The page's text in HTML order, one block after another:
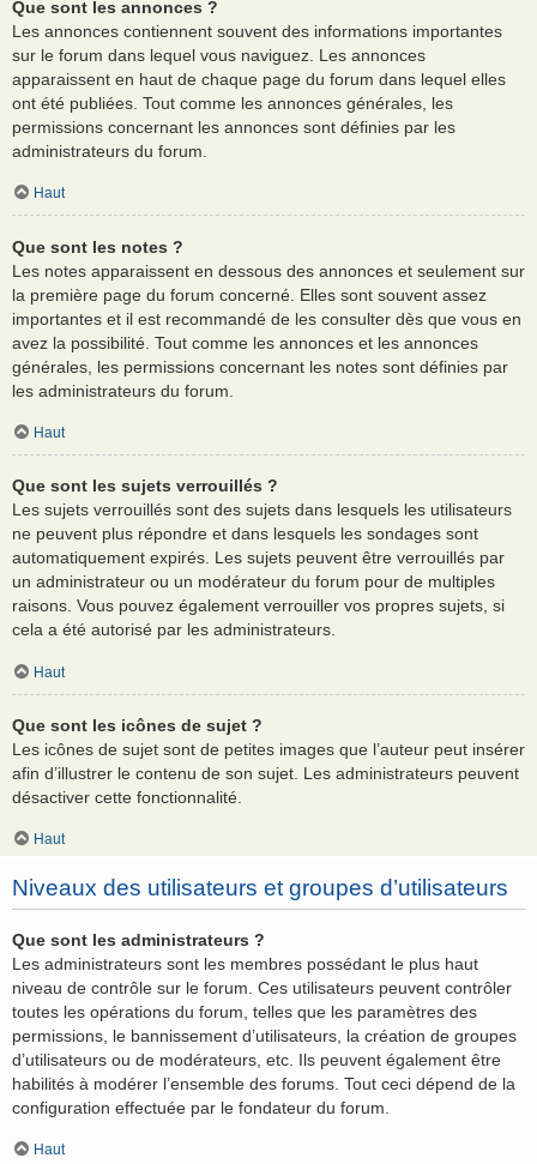
Que sont les annonces ?
Les annonces contiennent souvent des informations importantes
sur le forum dans lequel vous naviguez. Les annonces
apparaissent en haut de chaque page du forum dans lequel elles
ont été publiées. Tout comme les annonces générales, les
permissions concernant les annonces sont définies par les
administrateurs du forum.
Haut
Que sont les notes ?
Les notes apparaissent en dessous des annonces et seulement sur
la première page du forum concerné. Elles sont souvent assez
importantes et il est recommandé de les consulter dès que vous en
avez la possibilité. Tout comme les annonces et les annonces
générales, les permissions concernant les notes sont définies par
les administrateurs du forum.
Haut
Que sont les sujets verrouillés ?
Les sujets verrouillés sont des sujets dans lesquels les utilisateurs
ne peuvent plus répondre et dans lesquels les sondages sont
automatiquement expirés. Les sujets peuvent être verrouillés par
un administrateur ou un modérateur du forum pour de multiples
raisons. Vous pouvez également verrouiller vos propres sujets, si
cela a été autorisé par les administrateurs.
Haut
Que sont les icônes de sujet ?
Les icônes de sujet sont de petites images que l’auteur peut insérer
afin d’illustrer le contenu de son sujet. Les administrateurs peuvent
désactiver cette fonctionnalité.
Haut
Niveaux des utilisateurs et groupes d’utilisateurs
Que sont les administrateurs ?
Les administrateurs sont les membres possédant le plus haut
niveau de contrôle sur le forum. Ces utilisateurs peuvent contrôler
toutes les opérations du forum, telles que les paramètres des
permissions, le bannissement d’utilisateurs, la création de groupes
d’utilisateurs ou de modérateurs, etc. Ils peuvent également être
habilités à modérer l’ensemble des forums. Tout ceci dépend de la
configuration effectuée par le fondateur du forum.
Haut